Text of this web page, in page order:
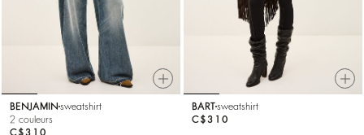
BENJAMIN sweatshirt
2 couleurs
C$310
BART sweatshirt
C$310